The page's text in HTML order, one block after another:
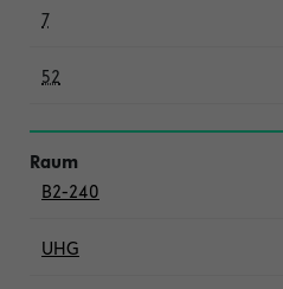
7
52
B2-240
UHG